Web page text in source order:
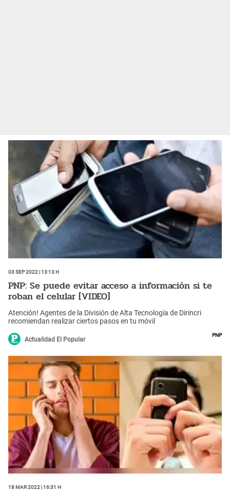
03 Sep 2022 | 13:13 h
PNP: Se puede evitar acceso a información si te
roban el celular [VIDEO]
Atención! Agentes de la División de Alta Tecnología de Dirincri
recomiendan realizar ciertos pasos en tu móvil
Actualidad El Popular
PNP
18 Mar 2022 | 16:31 h